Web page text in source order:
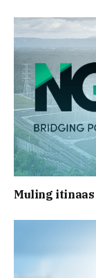
Muling